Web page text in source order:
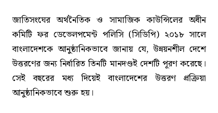
জাতিসংঘের অর্থনৈতিক ও সামাজিক কাউন্সিলের অধীন
কমিটি ফর ডেভেলপমেন্ট পলিসি (সিডিপি) ২০১৮ সালে
বাংলাদেশকে আনুষ্ঠানিকভাবে জানায় যে, উন্নয়নশীল দেশে
উত্তরণের জন্য নির্ধারিত তিনটি মানদণ্ডই দেশটি পূরণ করেছে।
সেই বছরের মধ্য দিয়েই বাংলাদেশের উত্তরণ প্রক্রিয়া
আনুষ্ঠানিকভাবে শুরু হয়।